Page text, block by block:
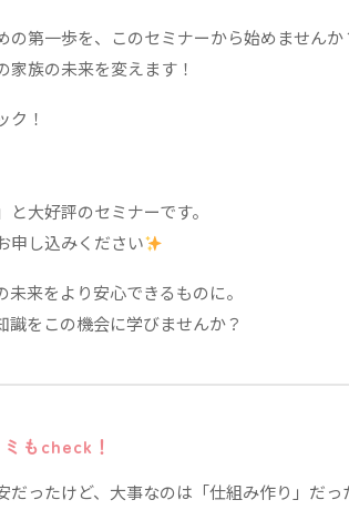
第一歩を、このセミナーから始めませんか
家族の未来を変えます！
ク！
と大好評のセミナーです。
し込みください
来をより安心できるものに。
をこの機会に学びませんか？
もcheck！
だったけど、大事なのは「仕組み作り」だ